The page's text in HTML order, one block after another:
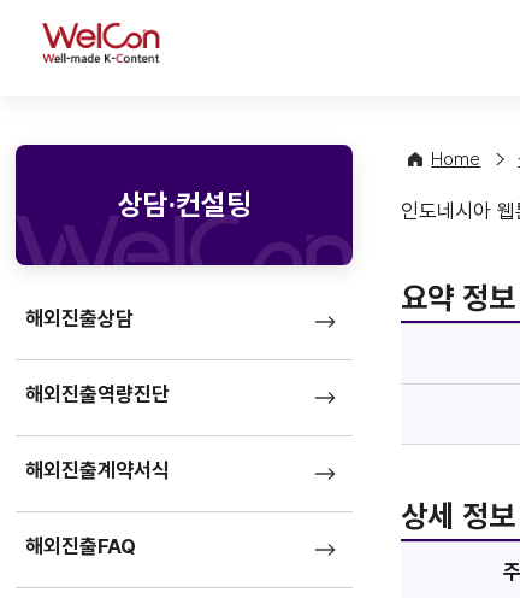
WelCon
상담·컨설팅
해외진출상담
해외진출역량진단
해외진출계약서식
해외진출FAQ
Home
기업정
인도네시아
요약 정보
상세 정보